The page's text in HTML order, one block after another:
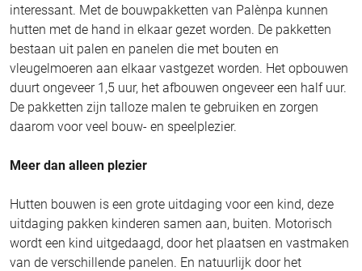
interessant. Met de bouwpakketten van Palènpa kunnen
hutten met de hand in elkaar gezet worden. De pakketten
bestaan uit palen en panelen die met bouten en
vleugelmoeren aan elkaar vastgezet worden. Het opbouwen
duurt ongeveer 1,5 uur, het afbouwen ongeveer een half uur.
De pakketten zijn talloze malen te gebruiken en zorgen
daarom voor veel bouw- en speelplezier.
Meer dan alleen plezier
Hutten bouwen is een grote uitdaging voor een kind, deze
uitdaging pakken kinderen samen aan, buiten. Motorisch
wordt een kind uitgedaagd, door het plaatsen en vastmaken
van de verschillende panelen. En natuurlijk door het